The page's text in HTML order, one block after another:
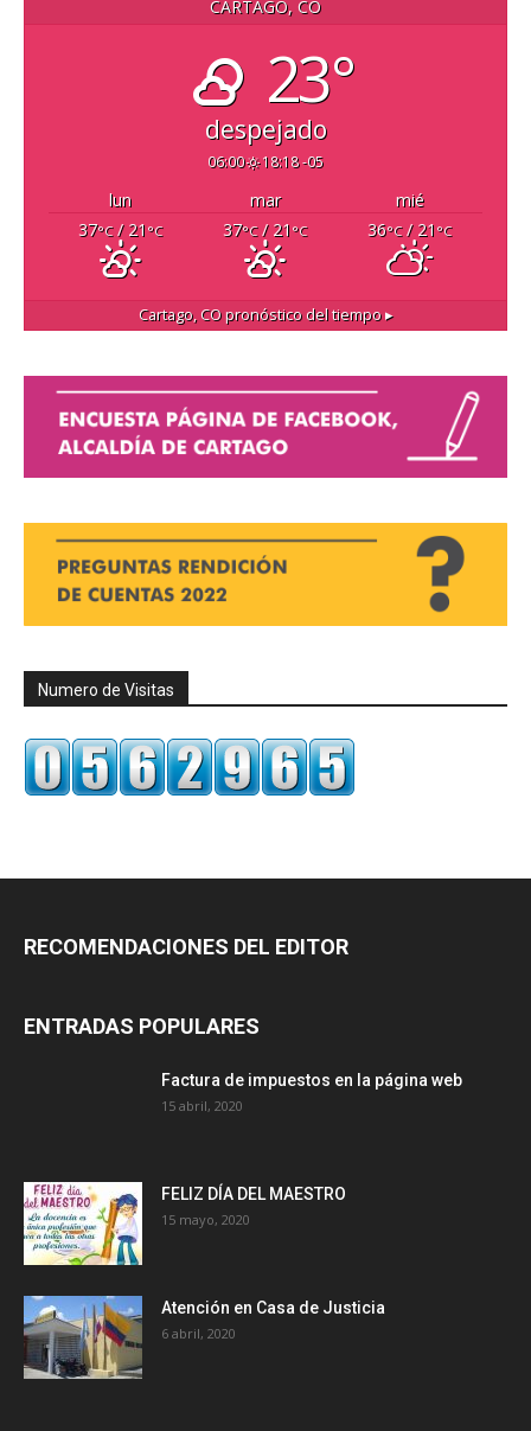
CARTAGO, CO
23°
despejado
06:00 18:18 -05
lun mar
mié
37°C/ 21 °C 37°C/ 21 °C 36°C/ 21 °C
Cartago, COpronóstico del tiempo ▸
Numero de Visitas
RECOMENDACIONES DEL EDITOR
ENTRADAS POPULARES
Factura de impuestos en la página web
15 abril, 2020
FELIZ DÍA DEL MAESTRO
15 mayo, 2020
Atención en Casa de Justicia
6 abril, 2020